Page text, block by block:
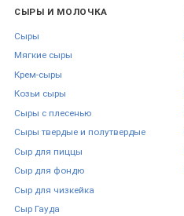
СЫРЫ И МОЛОЧКА
Сыры
Мягкие сыры
Крем-сыры
Козьи сыры
Сыры с плесенью
Сыры твердые и полутвердые
Сыр для пиццы
Сыр для фондю
Сыр для чизкейка
Сыр Гауда